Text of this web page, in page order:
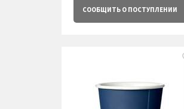
СООБЩИТЬ О ПОСТУПЛЕНИИ